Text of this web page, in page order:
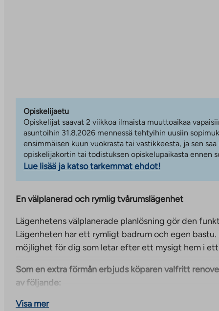
Opiskelijaetu
Opiskelijat saavat 2 viikkoa ilmaista muuttoaikaa
asuntoihin 31.8.2026 mennessä tehtyihin uusiin
ensimmäisen kuun vuokrasta tai vastikkeesta, ja sen
opiskelijakortin tai todistuksen opiskelupaikasta ennen
Lue lisää ja katso tarkemmat ehdot!
En välplanerad och rymlig tvårumslägenhet
Lägenhetens välplanerade planlösning gör den
Lägenheten har ett rymligt badrum och egen bastu.
möjlighet för dig som letar efter ett mysigt hem i
Som en extra förmån erbjuds köparen valfritt
av följande:
duschvägg
Visa mer